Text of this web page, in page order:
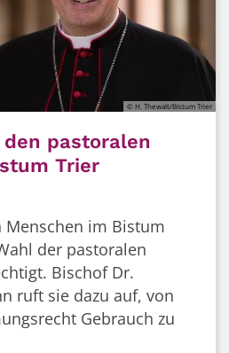
© H. Thewalt/Bistum Trier
pastoralen
Trier
Menschen im Bistum
der pastoralen
Bischof Dr.
ruft sie dazu auf, von
Gebrauch zu